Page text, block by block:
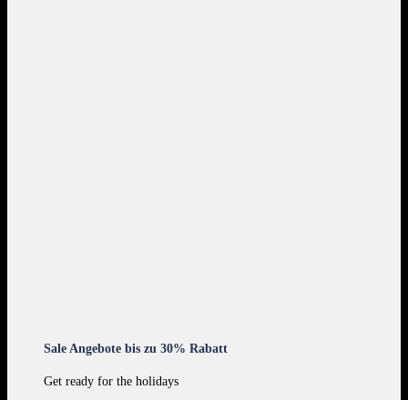
Sale Angebote bis zu 30% Rabatt
Get ready for the holidays